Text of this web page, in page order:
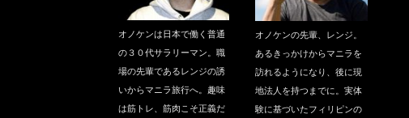
オノケンは日本で働く普通
の３０代サラリーマン。職
場の先輩であるレンジの誘
いからマニラ旅行へ。趣味
は筋トレ、筋肉こそ正義だ
オノケンの先輩、レンジ。
あるきっかけからマニラを
訪れるようになり、後に現
地法人を持つまでに。実体
験に基づいたフィリピンの